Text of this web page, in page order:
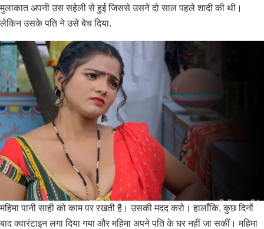
मुलाकात अपनी उस सहेली से हुई जिससे उसने दो साल पहले शादी की थी।
लेकिन उसके पति ने उसे बेच दिया.
महिमा पानी साही को काम पर रखती है। उसकी मदद करो। हालाँकि, कुछ दिनों
बाद क्वारंटाइन लगा दिया गया और महिमा अपने पति के घर नहीं जा सकीं। महिमा